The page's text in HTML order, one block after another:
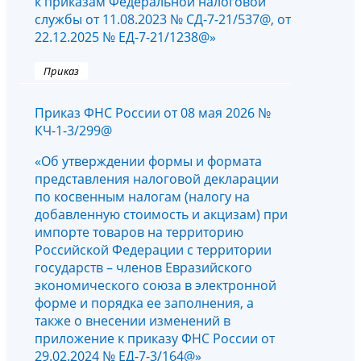
службы от 11.08.2023 № СД-7-21/537@, от
22.12.2025 № ЕД-7-21/1238@»
Приказ
Приказ ФНС России от 08 мая 2026 №
КЧ-1-3/299@
«Об утверждении формы и формата
представления налоговой декларации
по косвенным налогам (налогу на
добавленную стоимость и акцизам) при
импорте товаров на территорию
Российской Федерации с территории
государств – членов Евразийского
экономического союза в электронной
форме и порядка ее заполнения, а
также о внесении изменений в
приложение к приказу ФНС России от
29.02.2024 № ЕД-7-3/164@»